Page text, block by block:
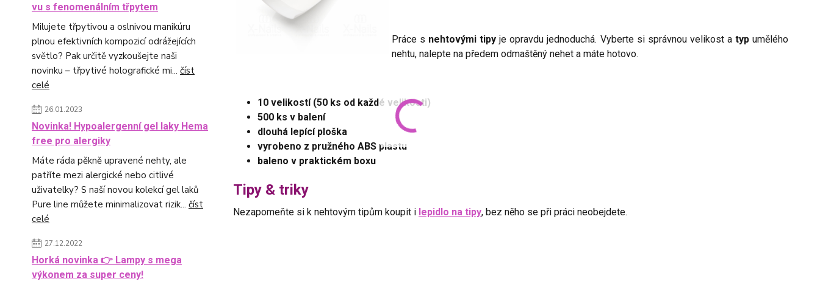
vu s fenomenálním třpytem
Milujete třpytivou a oslnivou manikúru
plnou efektivních kompozicí odrážejících
světlo? Pak určitě vyzkoušejte naši
novinku – třpytivé holografické mi... číst
celé
26.01.2023
Novinka! Hypoalergenní gel laky Hema
free pro alergiky
Máte ráda pěkně upravené nehty, ale
patříte mezi alergické nebo citlivé
uživatelky? S naší novou kolekcí gel laků
Pure line můžete minimalizovat rizik... číst
celé
27.12.2022
Horká novinka 👉 Lampy s mega
výkonem za super ceny!
Práce s nehtovými tipy je opravdu jednoduchá. Vyberte si správnou velikost a typumělého
nehtu, nalepte na předem odmaštěný nehet a máte hotovo.
10 velikostí (50 ks od každé velikosti)
500 ks v balení
dlouhá lepící ploška
vyrobeno z pružného ABS plastu
baleno v praktickém boxu
Tipy & triky
Nezapomeňte si k nehtovým tipům koupit i lepidlo na tipy, bez něho se při práci neobejdete.